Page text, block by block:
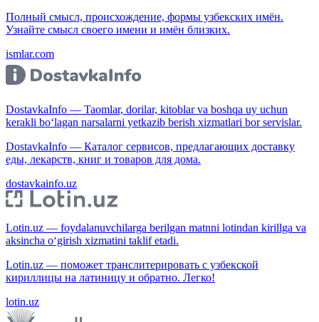
Полный смысл, происхождение, формы узбекских имён.
Узнайте смысл своего имени и имён близких.
ismlar.com
DostavkaInfo — Taomlar, dorilar, kitoblar va boshqa uy uchun
kerakli bo‘lagan narsalarni yetkazib berish xizmatlari bor servislar.
DostavkaInfo — Каталог сервисов, предлагающих доставку
еды, лекарств, книг и товаров для дома.
dostavkainfo.uz
Lotin.uz — foydalanuvchilarga berilgan matnni lotindan kirillga va
aksincha o‘girish xizmatini taklif etadi.
Lotin.uz — поможет транслитерировать с узбекской
кириллицы на латиницу и обратно. Легко!
lotin.uz